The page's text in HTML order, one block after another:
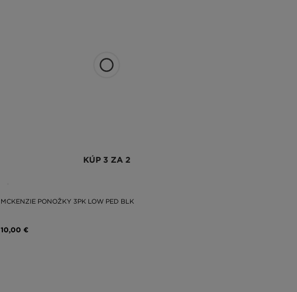
KÚP 3 ZA 2
MCKENZIE PONOŽKY 3PK LOW PED BLK
10,00 €